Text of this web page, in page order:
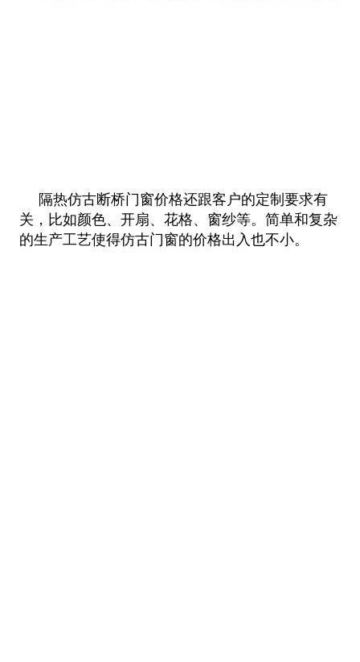
隔热仿古断桥门窗价格还跟客户的定制要求有
关，比如颜色、开扇、花格、窗纱等。简单和复杂
的生产工艺使得仿古门窗的价格出入也不小。